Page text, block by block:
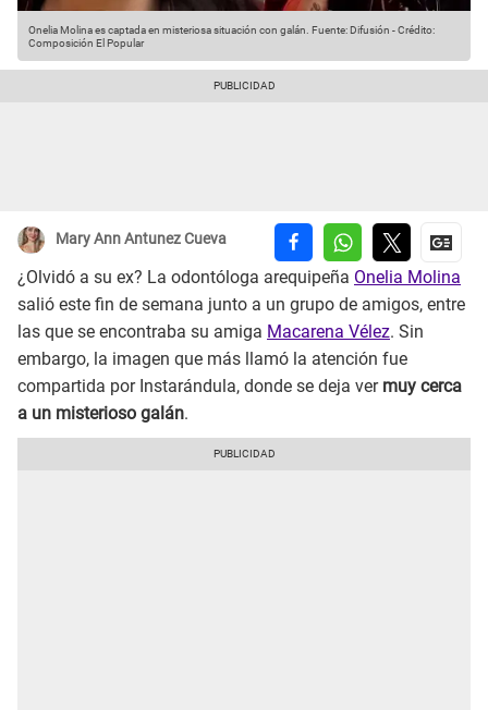
Onelia Molina es captada en misteriosa situación con galán. Fuente: Difusión -Crédito:
Composición El Popular
Mary Ann Antunez Cueva
¿Olvidó a su ex? La odontóloga arequipeña Onelia Molina
salió este fin de semana junto a un grupo de amigos, entre
las que se encontraba su amiga Macarena Vélez. Sin
embargo, la imagen que más llamó la atención fue
compartida por Instarándula, donde se deja ver muy cerca
a un misterioso galán.